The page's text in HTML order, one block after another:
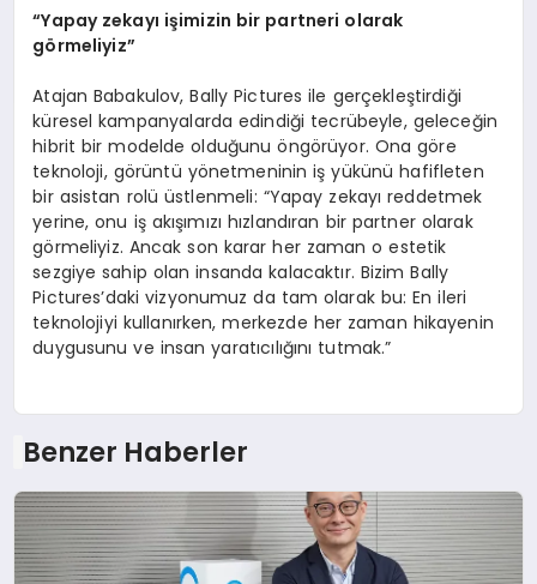
“Yapay zekayı işimizin bir partneri olarak
görmeliyiz”
Atajan Babakulov, Bally Pictures ile gerçekleştirdiği
küresel kampanyalarda edindiği tecrübeyle, geleceğin
hibrit bir modelde olduğunu öngörüyor. Ona göre
teknoloji, görüntü yönetmeninin iş yükünü hafifleten
bir asistan rolü üstlenmeli: “Yapay zekayı reddetmek
yerine, onu iş akışımızı hızlandıran bir partner olarak
görmeliyiz. Ancak son karar her zaman o estetik
sezgiye sahip olan insanda kalacaktır. Bizim Bally
Pictures’daki vizyonumuz da tam olarak bu: En ileri
teknolojiyi kullanırken, merkezde her zaman hikayenin
duygusunu ve insan yaratıcılığını tutmak.”
Benzer Haberler